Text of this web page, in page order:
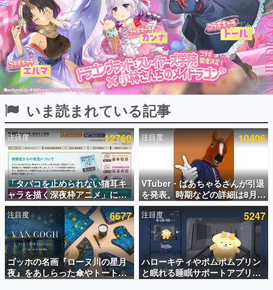
電ファミのいま読まれている記事ランキング
アプリセール情報
インタビュー
連載・特集一覧
殿堂入り記事
SNS拡散数が数千以上！ ページビュー数万以上！ などな
ど。多くの人々に読まれた、電ファミ渾身の“殿堂入り”記
事をまとめました。
ゲームの企画書
名作ゲームクリエイターの方々に製作時のエピソードをお
聞きし、ヒットする企画（ゲーム）とは何か？を探ってい
きます。
赫本
この物語を解いてはいけない。『赫本』は、〈試験問題〉
の形をした短編ホラー小説集です。
新世代に訊く
これからのデジタルゲーム市場を担う若きクリエイター達
の姿を追い、彼らのルーツと情熱を探っていきます。
いま読まれている記事
注目度 12760
「タバコを止められない猫耳キ
ャラを描く深夜枠アニメ」に視
聴者の一部から批判意見。違法
薬物の使用と思しき描写も含め
て、BPOが議論を交わす
注目度 10406
VTuber・ばあちゃるさんが引退
を発表。時期などの詳細は8月9
日15時からの配信で説明
注目度 6677
ゴッホの名画『ローヌ川の星月
夜』をあしらった傘やトートバ
ッグなどが登場。8月7日21時よ
注目度 5247
ハローキティやポムポムプリン
と眠れる睡眠サポートアプリ
『ゆめたび』が配信中。キャラ